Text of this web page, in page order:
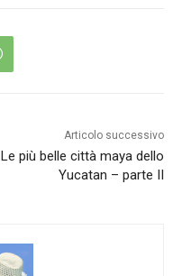
Articolo successivo
Le più belle città maya dello
Yucatan – parte II